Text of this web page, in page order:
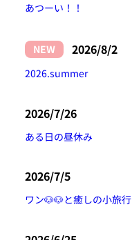
あつーい！！
NEW 2026/8/2
2026.summer
2026/7/26
ある日の昼休み
2026/7/5
ワン🐶🐶と癒しの小旅行